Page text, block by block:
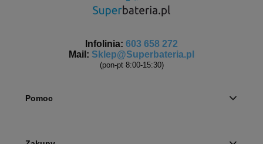
Infolinia: 603 658 272
Mail: Sklep@Superbateria.pl
(pon-pt 8:00-15:30)
Pomoc